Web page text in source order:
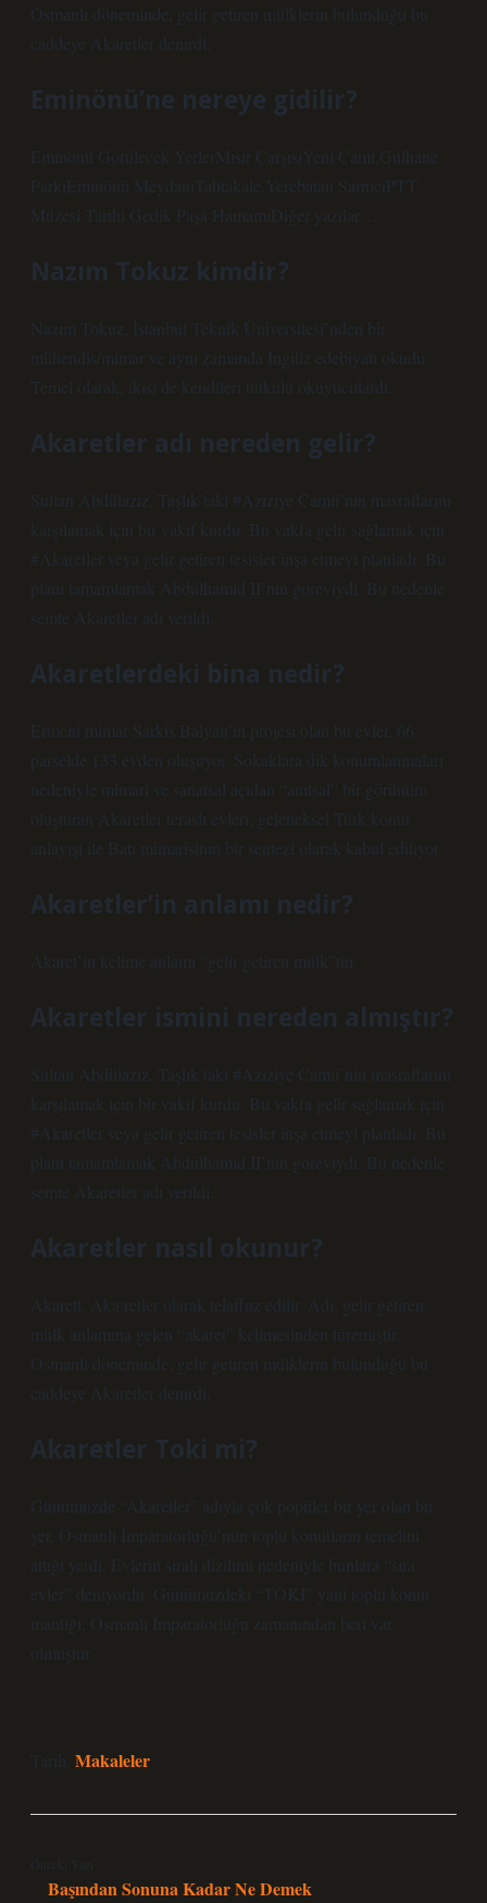
Osmanlı döneminde, gelir getiren mülklerin bulunduğu bu
caddeye Akaretler denirdi.
Eminönü’ne nereye gidilir?
Eminönü Görülecek YerlerMısır ÇarşısıYeni Cami.Gülhane
ParkıEminönü MeydanıTahtakale.Yerebatan SarnıcıPTT
Müzesi.Tarihi Gedik Paşa HamamıDiğer yazılar…
Nazım Tokuz kimdir?
Nazım Tokuz, İstanbul Teknik Üniversitesi’nden bir
mühendis/mimar ve aynı zamanda İngiliz edebiyatı okudu.
Temel olarak, ikisi de kendileri tutkulu okuyuculardı.
Akaretler adı nereden gelir?
Sultan Abdülaziz, Taşlık’taki #Aziziye Camii’nin masraflarını
karşılamak için bir vakıf kurdu. Bu vakfa gelir sağlamak için
#Akaretler veya gelir getiren tesisler inşa etmeyi planladı. Bu
planı tamamlamak Abdülhamid II’nin göreviydi. Bu nedenle
semte Akaretler adı verildi.
Akaretlerdeki bina nedir?
Ermeni mimar Sarkis Balyan’ın projesi olan bu evler, 66
parselde 133 evden oluşuyor. Sokaklara dik konumlanmaları
nedeniyle mimari ve sanatsal açıdan “anıtsal” bir görünüm
oluşturan Akaretler teraslı evleri, geleneksel Türk konut
anlayışı ile Batı mimarisinin bir sentezi olarak kabul ediliyor.
Akaretler’in anlamı nedir?
Akaret’in kelime anlamı “gelir getiren mülk”tür.
Akaretler ismini nereden almıştır?
Sultan Abdülaziz, Taşlık’taki #Aziziye Camii’nin masraflarını
karşılamak için bir vakıf kurdu. Bu vakfa gelir sağlamak için
#Akaretler veya gelir getiren tesisler inşa etmeyi planladı. Bu
planı tamamlamak Abdülhamid II’nin göreviydi. Bu nedenle
semte Akaretler adı verildi.
Akaretler nasıl okunur?
Akarett. Aka:retler olarak telaffuz edilir. Adı, gelir getiren
mülk anlamına gelen “akaret” kelimesinden türemiştir.
Osmanlı döneminde, gelir getiren mülklerin bulunduğu bu
caddeye Akaretler denirdi.
Akaretler Toki mi?
Günümüzde “Akaretler” adıyla çok popüler bir yer olan bu
yer, Osmanlı İmparatorluğu’nun toplu konutların temelini
attığı yerdi. Evlerin sıralı dizilimi nedeniyle bunlara “sıra
evler” deniyordu. Günümüzdeki “TOKİ” yani toplu konut
mantığı, Osmanlı İmparatorluğu zamanından beri var
olmuştur.
Tarih: Makaleler
Önceki Yazı
Başından Sonuna Kadar Ne Demek